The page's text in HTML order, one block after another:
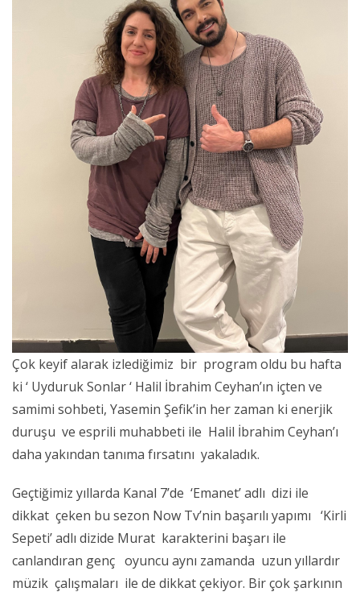
Çok keyif alarak izlediğimiz bir program oldu bu hafta
ki ‘ Uyduruk Sonlar ‘ Halil İbrahim Ceyhan’ın içten ve
samimi sohbeti, Yasemin Şefik’in her zaman ki enerjik
duruşu ve esprili muhabbeti ile Halil İbrahim Ceyhan’ı
daha yakından tanıma fırsatını yakaladık.
Geçtiğimiz yıllarda Kanal 7’de ‘Emanet’ adlı dizi ile
dikkat çeken bu sezon Now Tv’nin başarılı yapımı ‘Kirli
Sepeti’ adlı dizide Murat karakterini başarı ile
canlandıran genç oyuncu aynı zamanda uzun yıllardır
müzik çalışmaları ile de dikkat çekiyor. Bir çok şarkının